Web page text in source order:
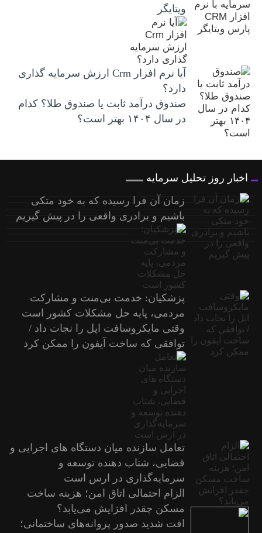
ویتایگر
آیا نرم افزار Crm ارزش سرمایه گذاری
دارد؟
صندوق درآمد ثابت یا صندوق طلا؟ کدام
در سال ۱۴۰۴ بهتر است؟
اخبار روز تحلیل سرمایه
زمان آن فرا رسیده که به خود متکی
باشیم و برادری واقعی را در پیش گیریم
پزشکیان: خدمت بی‌منت و مشارکت
مردمی، پایه حل مشکلات کشور است
وقتی مایکروسافت اپل را نجات داد /
توافقی که ساخت آیفون را ممکن کرد
تعامل سازنده میان دستگاه‌ های اجرایی و
قضایی، شتاب‌ دهنده توسعه و
سرمایه‌گذاری در ارس است
الزام احتمالی اتاق امن؛ هزینه ساخت
مسکن چقدر افزایش می‌یابد؟
افت شدید صدور پروانه‌های ساختمانی؛